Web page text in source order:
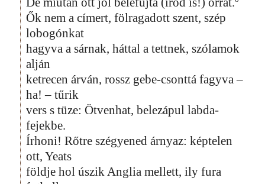
Ők nem a címert, fölragadott szent, szép
lobogónkat
hagyva a sárnak, háttal a tettnek, szólamok
alján
ketrecen árván, rossz gebe-csonttá fagyva –
ha! – tűrik
vers s tüze: Ötvenhat, belezápul labda-
fejekbe.
Írhoni! Rőtre szégyened árnyaz: képtelen
ott, Yeats
földje hol úszik Anglia mellett, ily fura